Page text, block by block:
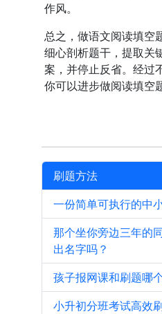
作风。
总之，做语文阅读填空
细心剖析题干，提取关
案，并停止反省。经过
你可以进步做阅读填空
刷题方法
一份简单可执行的中
那个坐你旁边三年的
出名字吗？
孩子报网课和刷题哪
小升初分班考试高效